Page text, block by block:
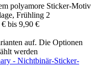
polyamore Sticker-Motiv
Frühling 2
€ bis 9,90 €
auf. Die Optionen
werden